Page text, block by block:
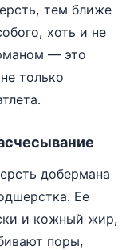
тем ближе
хоть и не
— это
только
добермана
Ее
и кожный жир,
поры,